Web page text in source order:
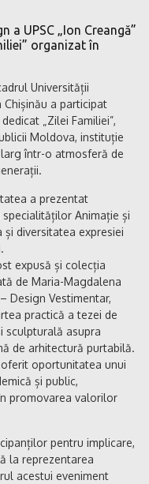
a UPSC „Ion Creangă”
organizat în
Universității
Chișinău a participat
„Zilei Familiei”,
Moldova, instituție
într-o atmosferă de
a prezentat
Animație și
și diversitatea expresiei
expusă și colecția
de Maria-Magdalena
Design Vestimentar,
practică a tezei de
sculpturală asupra
de arhitectură purtabilă.
oportunitatea unui
și public,
promovarea valorilor
pentru implicare,
la reprezentarea
acestui eveniment